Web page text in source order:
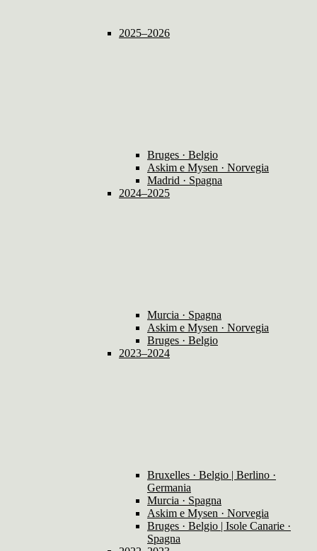
2025–2026
Bruges · Belgio
Askim e Mysen · Norvegia
Madrid · Spagna
2024–2025
Murcia · Spagna
Askim e Mysen · Norvegia
Bruges · Belgio
2023–2024
Bruxelles · Belgio | Berlino ·
Germania
Murcia · Spagna
Askim e Mysen · Norvegia
Bruges · Belgio | Isole Canarie ·
Spagna